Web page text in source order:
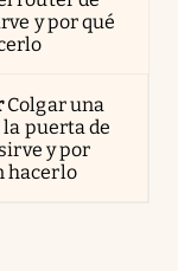
y por qué
Colgar una
puerta de
y por
hacerlo